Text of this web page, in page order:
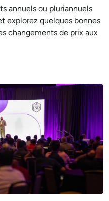
annuels ou pluriannuels
explorez quelques bonnes
changements de prix aux